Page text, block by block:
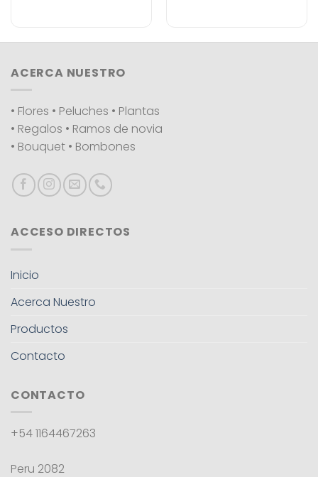
ACERCA NUESTRO
• Flores • Peluches • Plantas
• Regalos • Ramos de novia
• Bouquet • Bombones
ACCESO DIRECTOS
Inicio
Acerca Nuestro
Productos
Contacto
CONTACTO
+54 1164467263
Peru 2082